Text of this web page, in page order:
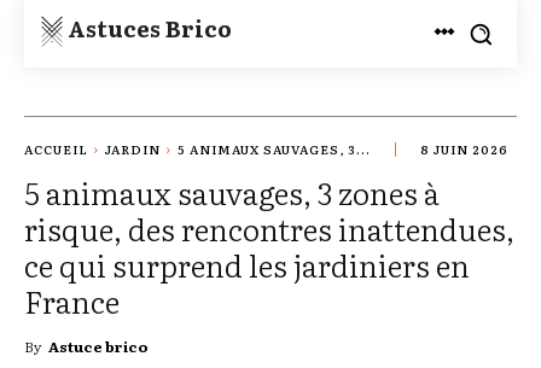
Astuces Brico
ACCUEIL JARDIN 5 ANIMAUX SAUVAGES, 3... 8 JUIN 2026
5 animaux sauvages, 3 zones à
risque, des rencontres inattendues,
ce qui surprend les jardiniers en
France
By Astuce brico